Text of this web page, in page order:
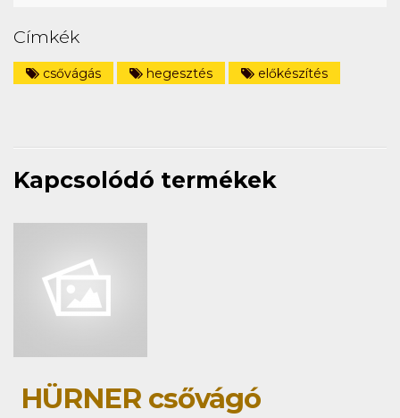
Címkék
csővágás hegesztés előkészítés
Kapcsolódó termékek
HÜRNER csővágó